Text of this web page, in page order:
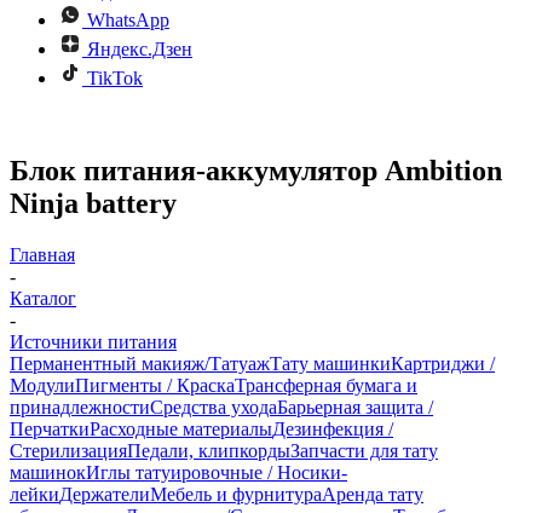
WhatsApp
Яндекс.Дзен
TikTok
Блок питания-аккумулятор Ambition
Ninja battery
Главная
-
Каталог
-
Источники питания
Перманентный макияж/ТатуажТату машинкиКартриджи /
МодулиПигменты / КраскаТрансферная бумага и
принадлежностиСредства уходаБарьерная защита /
ПерчаткиРасходные материалыДезинфекция /
СтерилизацияПедали, клипкордыЗапчасти для тату
машинокИглы татуировочные / Носики-
лейкиДержателиМебель и фурнитураАренда тату